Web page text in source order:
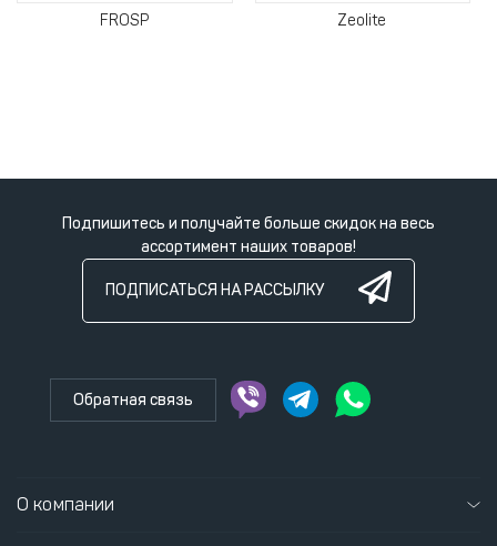
FROSP Zeolite
Подпишитесь и получайте больше скидок на весь
ассортимент наших товаров!
ПОДПИСАТЬСЯ НА РАССЫЛКУ
Обратная связь
О компании